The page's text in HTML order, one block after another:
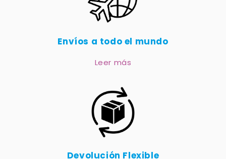
Envíos a todo el mundo
Leer más
Devolución Flexible